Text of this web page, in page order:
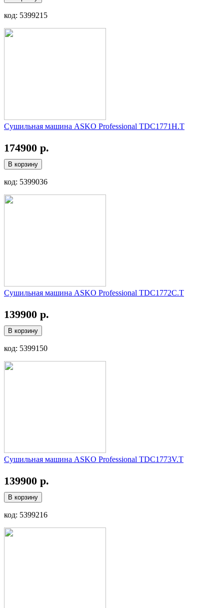
код: 5399215
Сушильная машина ASKO Professional TDC1771H.T
174900 р.
В корзину
код: 5399036
Сушильная машина ASKO Professional TDC1772C.T
139900 р.
В корзину
код: 5399150
Сушильная машина ASKO Professional TDC1773V.T
139900 р.
В корзину
код: 5399216